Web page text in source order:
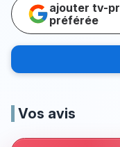
ajouter tv-
préférée
Vos avis